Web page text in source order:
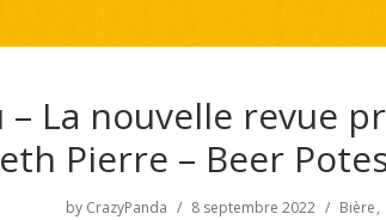
– La nouvelle revue
Pierre – Beer
by CrazyPanda 8 septembre 2022 Bière